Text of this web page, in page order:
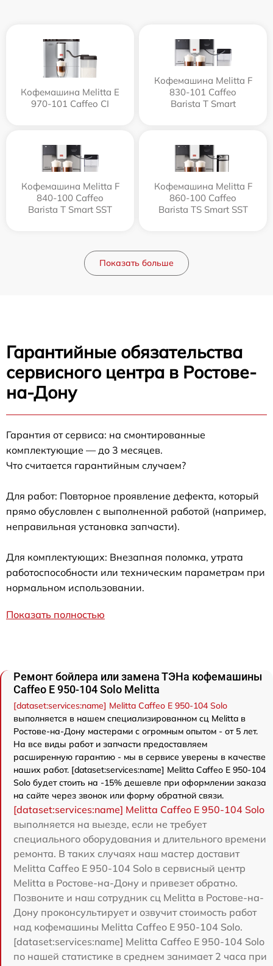
Кофемашина Melitta Е
970-101 Caffeo CI
Кофемашина Melitta F
830-101 Caffeo
Barista T Smart
Кофемашина Melitta F
840-100 Caffeo
Barista T Smart SST
Кофемашина Melitta F
860-100 Caffeo
Barista TS Smart SST
Показать больше
Гарантийные обязательства
сервисного центра в Ростове-
на-Дону
Гарантия от сервиса: на смонтированные
комплектующие — до 3 месяцев.
Что считается гарантийным случаем?
Для работ: Повторное проявление дефекта, который
прямо обусловлен с выполненной работой (например,
неправильная установка запчасти).
Для комплектующих: Внезапная поломка, утрата
работоспособности или техническим параметрам при
нормальном использовании.
Показать полностью
Ремонт бойлера или замена ТЭНа кофемашины
Caffeo E 950-104 Solo Melitta
[dataset:services:name] Melitta Caffeo E 950-104 Solo
выполняется в нашем специализированном сц Melitta в
Ростове-на-Дону мастерами с огромным опытом - от 5 лет.
На все виды работ и запчасти предоставляем
расширенную гарантию - мы в сервисе уверены в качестве
наших работ. [dataset:services:name] Melitta Caffeo E 950-104
Solo будет стоить на -15% дешевле при оформлении заказа
на сайте через звонок или форму обратной связи.
[dataset:services:name] Melitta Caffeo E 950-104 Solo
выполняется на выезде, если не требует
специального оборудования и длительного времени
ремонта. В таких случаях наш мастер доставит
Melitta Caffeo E 950-104 Solo в сервисный центр
Melitta в Ростове-на-Дону и привезет обратно.
Позвоните и наш сотрудник сц Melitta в Ростове-на-
Дону проконсультирует и озвучит стоимость работ
над кофемашины Melitta Caffeo E 950-104 Solo.
[dataset:services:name] Melitta Caffeo E 950-104 Solo
по нашей статистике в среднем занимает 2 часа при